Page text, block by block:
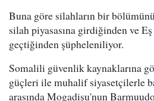
Buna göre silahların bir
silah piyasasına girdiğinden ve
geçtiğinden şüpheleniliyor.
Somalili güvenlik kaynaklarına
güçleri ile muhalif siyasetçilerle
arasında Mogadişu'nun